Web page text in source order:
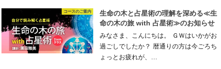
コースのご案内
生命の木と占星術の理解を深める≪生
命の木の旅 with 占星術≫のお知らせ
みなさま、こんにちは。 ＧＷはいかがお
過ごしでしたか？ 暦通りの方は今ごろち
ょっとお疲れが、…